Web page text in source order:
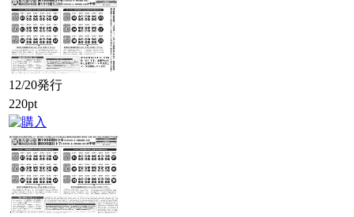
12/20発行
220pt